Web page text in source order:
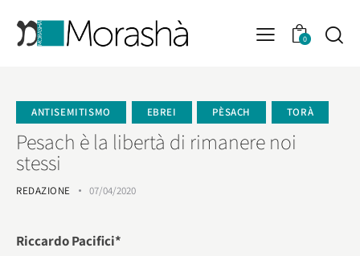
0
ANTISEMITISMO EBREI PÈSACH TORÀ
Pesach è la libertà di rimanere noi
stessi
REDAZIONE 07/04/2020
Riccardo Pacifici*